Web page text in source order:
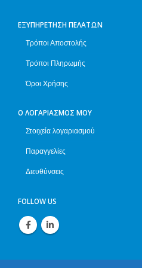
ΕΞΥΠΗΡΈΤΗΣΗ ΠΕΛΑΤΏΝ
Τρόποι Αποστολής
Τρόποι Πληρωμής
Όροι Χρήσης
Ο ΛΟΓΑΡΙΑΣΜΌΣ ΜΟΥ
Στοιχεία λογαριασμού
Παραγγελίες
Διευθύνσεις
FOLLOW US